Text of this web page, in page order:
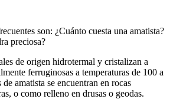
son: ¿Cuánto cuesta una amatista?
preciosa?
de origen hidrotermal y cristalizan a
ferruginosas a temperaturas de 100 a
amatista se encuentran en rocas
o como relleno en drusas o geodas.